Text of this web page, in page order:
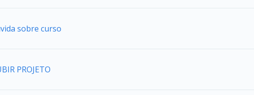
sobre curso
PROJETO